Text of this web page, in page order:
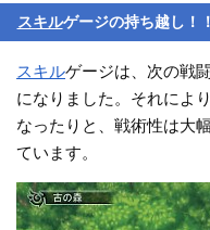
スキルゲージの持ち越し！
スキルゲージは、次の戦
になりました。それによ
なったりと、戦術性は大
ています。